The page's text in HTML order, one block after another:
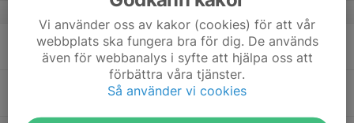
Brottningsträning
Vi använder oss av kakor (cookies) för att vår
webbplats ska fungera bra för dig. De används
även för webbanalys i syfte att hjälpa oss att
förbättra våra tjänster.
Så använder vi cookies